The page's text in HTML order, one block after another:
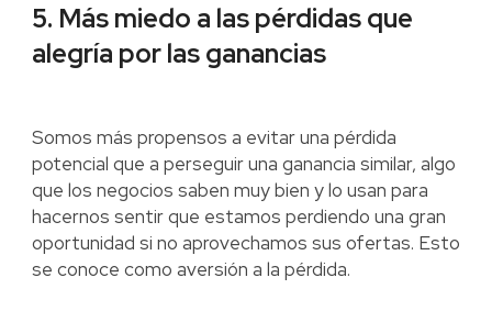
5. Más miedo a las pérdidas que
alegría por las ganancias
Somos más propensos a evitar una pérdida
potencial que a perseguir una ganancia similar, algo
que los negocios saben muy bien y lo usan para
hacernos sentir que estamos perdiendo una gran
oportunidad si no aprovechamos sus ofertas. Esto
se conoce como aversión a la pérdida.